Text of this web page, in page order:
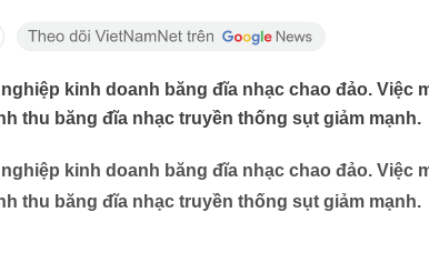
kinh doanh băng đĩa nhạc chao đảo. Việc
thu băng đĩa nhạc truyền thống sụt giảm mạnh.
kinh doanh băng đĩa nhạc chao đảo. Việc
thu băng đĩa nhạc truyền thống sụt giảm mạnh.